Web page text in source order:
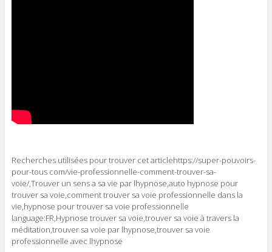
Recherches utilisées pour trouver cet articlehttps://super-pouvoirs-
pour-tous com/vie-professionnelle-comment-trouver-sa-
voie/,Trouver un sens a sa vie par lhypnose,auto hypnose pour
trouver sa voie,comment trouver sa voie professionnelle dans la
vie,hypnose pour trouver sa voie professionnelle
language:FR,Hypnose trouver sa voie,trouver sa voie à travers la
méditation,trouver sa voie par lhypnose,trouver sa voie
professionnelle avec lhypnose